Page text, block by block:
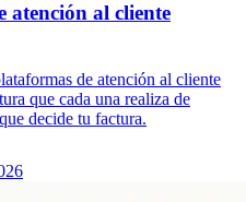
atención al cliente
de atención al cliente
que cada una realiza de
decide tu factura.